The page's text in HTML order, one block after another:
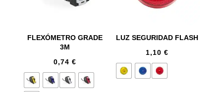
FLEXÓMETRO GRADE
3M
0,74 €
LUZ SEGURIDAD FLASH
1,10€